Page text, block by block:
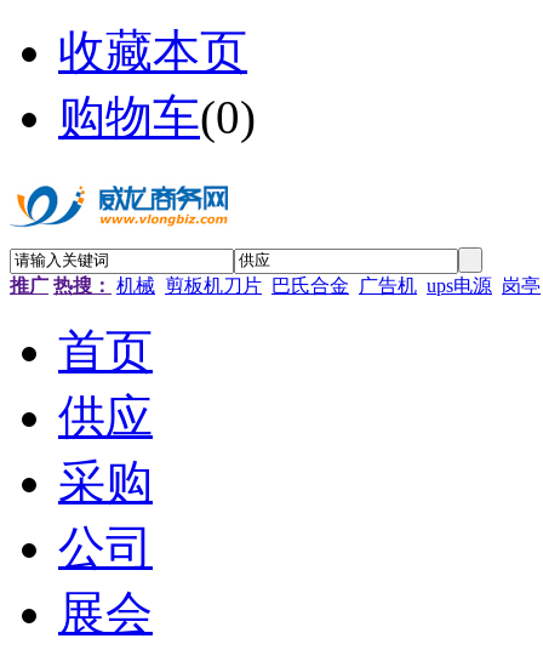
收藏本页
购物车(0)
推广 热搜： 机械 剪板机刀片 巴氏合金 广告机 ups电源 岗亭
首页
供应
采购
公司
展会